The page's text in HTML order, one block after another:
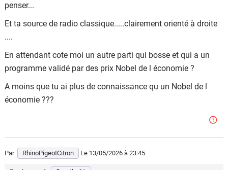
meilleurs alliés du RN. Un second tour RN- LFI serait la
certitude que Bardella deviendra président (ce qui est
penser...
Et ta source de radio classique.....clairement orienté à droite
....
En attendant cote moi un autre parti qui bosse et qui a un
programme validé par des prix Nobel de l économie ?
A moins que tu ai plus de connaissance qu un Nobel de l
économie ???
Par RhinoPigeotCitron Le 13/05/2026 à 23:45